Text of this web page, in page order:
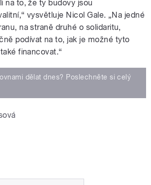
na to, že ty budovy jsou
vysvětluje Nicol Gale. „Na jedné
na straně druhé o solidaritu,
podívat na to, jak je možné tyto
financovat.“
dělat dnes? Poslechněte si celý